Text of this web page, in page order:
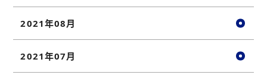
2021年08月
2021年07月